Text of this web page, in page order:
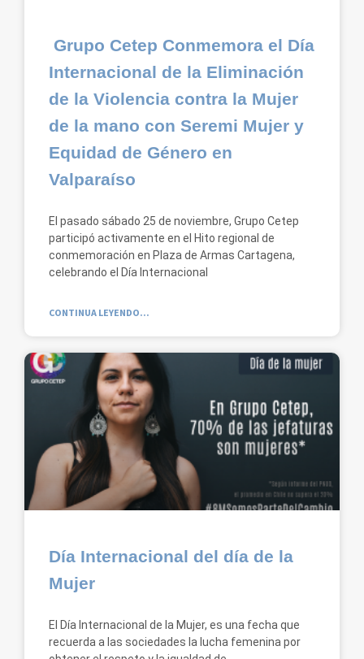
Grupo Cetep Conmemora el Día
Internacional de la Eliminación
de la Violencia contra la Mujer
de la mano con Seremi Mujer y
Equidad de Género en
Valparaíso
El pasado sábado 25 de noviembre, Grupo Cetep
participó activamente en el Hito regional de
conmemoración en Plaza de Armas Cartagena,
celebrando el Día Internacional
CONTINUA LEYENDO...
Día Internacional del día de la
Mujer
El Día Internacional de la Mujer, es una fecha que
recuerda a las sociedades la lucha femenina por